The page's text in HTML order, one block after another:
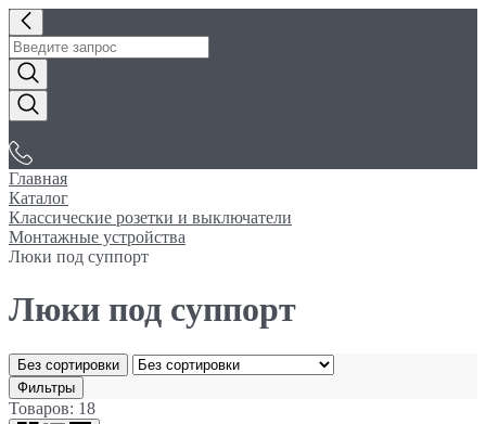
Главная
Каталог
Классические розетки и выключатели
Монтажные устройства
Люки под суппорт
Люки под суппорт
Без сортировки
Фильтры
Товаров: 18